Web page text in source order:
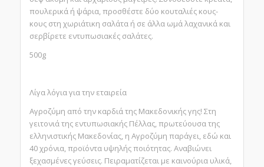
πουλερικά ή ψάρια, προσθέστε δύο κουταλιές κους-
κους στη χωριάτικη σαλάτα ή σε άλλα ωμά λαχανικά και
σερβίρετε εντυπωσιακές σαλάτες.
500g
Λίγα λόγια για την εταιρεία
Αγροζύμη από την καρδιά της Μακεδονικής γης! Στη
γειτονιά της εντυπωσιακής Πέλλας, πρωτεύουσα της
ελληνιστικής Μακεδονίας, η Αγροζύμη παράγει, εδώ και
40 χρόνια, προϊόντα υψηλής ποιότητας. Αναβιώνει
ξεχασμένες γεύσεις. Πειραματίζεται με καινούρια υλικά,